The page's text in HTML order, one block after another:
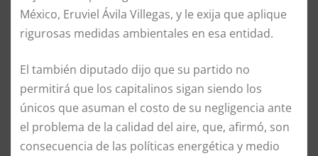
México, Eruviel Ávila Villegas, y le exija que aplique
rigurosas medidas ambientales en esa entidad.
El también diputado dijo que su partido no
permitirá que los capitalinos sigan siendo los
únicos que asuman el costo de su negligencia ante
el problema de la calidad del aire, que, afirmó, son
consecuencia de las políticas energética y medio